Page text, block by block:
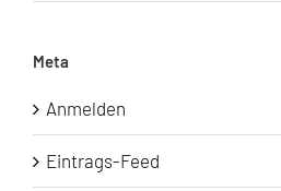
Meta
Anmelden
Eintrags-Feed